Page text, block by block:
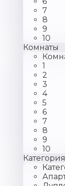
7
8
9
10
Комнаты
1
2
3
4
5
6
7
8
9
10
Категория